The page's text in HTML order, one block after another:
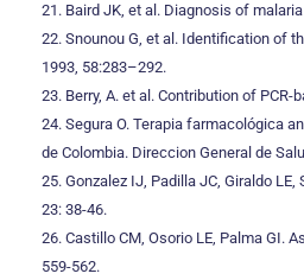
21. Baird JK, et al. Diagnosis of
22. Snounou G, et al. Identification of
1993, 58:283–292.
23. Berry, A. et al. Contribution of
24. Segura O. Terapia farmacológica
de Colombia. Direccion General de
25. Gonzalez IJ, Padilla JC, Giraldo
23: 38-46.
26. Castillo CM, Osorio LE, Palma GI.
559-562.